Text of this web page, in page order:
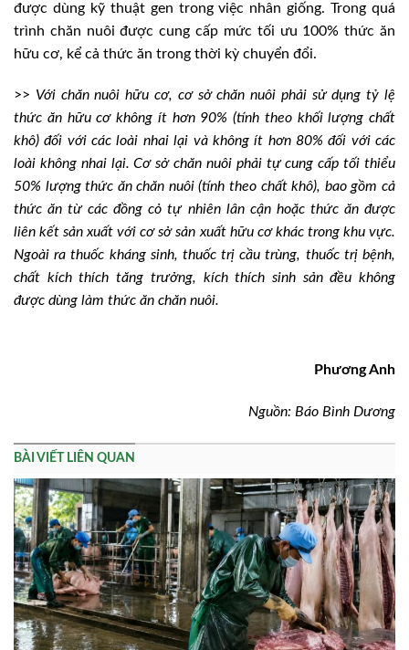
được dùng kỹ thuật gen trong việc nhân giống. Trong quá
trình chăn nuôi được cung cấp mức tối ưu 100% thức ăn
hữu cơ, kể cả thức ăn trong thời kỳ chuyển đổi.
>> Với chăn nuôi hữu cơ, cơ sở chăn nuôi phải sử dụng tỷ lệ
thức ăn hữu cơ không ít hơn 90% (tính theo khối lượng chất
khô) đối với các loài nhai lại và không ít hơn 80% đối với các
loài không nhai lại. Cơ sở chăn nuôi phải tự cung cấp tối thiểu
50% lượng thức ăn chăn nuôi (tính theo chất khô), bao gồm cả
thức ăn từ các đồng cỏ tự nhiên lân cận hoặc thức ăn được
liên kết sản xuất với cơ sở sản xuất hữu cơ khác trong khu vực.
Ngoài ra thuốc kháng sinh, thuốc trị cầu trùng, thuốc trị bệnh,
chất kích thích tăng trưởng, kích thích sinh sản đều không
được dùng làm thức ăn chăn nuôi.
Phương Anh
Nguồn: Báo Bình Dương
BÀI VIẾT LIÊN QUAN